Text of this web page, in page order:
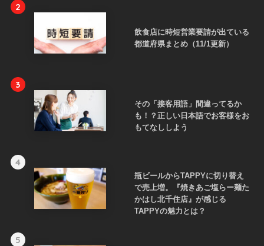
2
飲食店に時短営業要請が出ている
都道府県まとめ（11/1更新）
3
その「接客用語」間違ってるか
も！？正しい日本語でお客様をお
もてなししよう
4
瓶ビールからTAPPYに切り替え
で売上増。『焼きあご塩らー麺た
かはし北千住店』が感じる
TAPPYの魅力とは？
5